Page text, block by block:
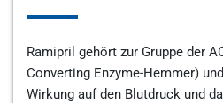
Ramipril gehört zur Gruppe der
Converting Enzyme-Hemmer)
Wirkung auf den Blutdruck und